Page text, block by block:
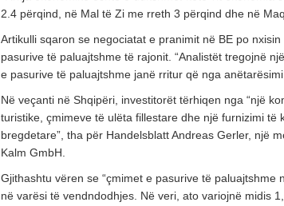
2.4 përqind, në Mal të Zi me rreth 3 përqind dhe në
Artikulli sqaron se negociatat e pranimit në BE po
pasurive të paluajtshme të rajonit. “Analistët tregojnë
e pasurive të paluajtshme janë rritur që nga anëtarësimi
Në veçanti në Shqipëri, investitorët tërhiqen nga “një
turistike, çmimeve të ulëta fillestare dhe një furnizimi të
bregdetare”, tha për Handelsblatt Andreas Gerler, një
Kalm GmbH.
Gjithashtu vëren se “çmimet e pasurive të paluajtshme
në varësi të vendndodhjes. Në veri, ato variojnë midis